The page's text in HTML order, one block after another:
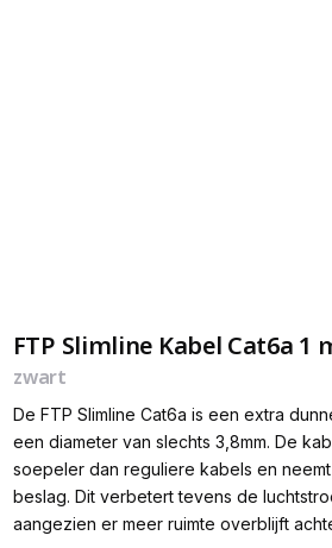
FTP Slimline Kabel Cat6a 1
zwart
De FTP Slimline Cat6a is een extra
een diameter van slechts 3,8mm. De
soepeler dan reguliere kabels en
beslag. Dit verbetert tevens de
aangezien er meer ruimte overblijft